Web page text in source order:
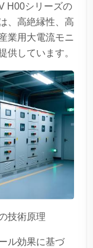
H00シリーズの
、高絶縁性、高
業用大電流モニ
供しています。
技術原理
ル効果に基づ